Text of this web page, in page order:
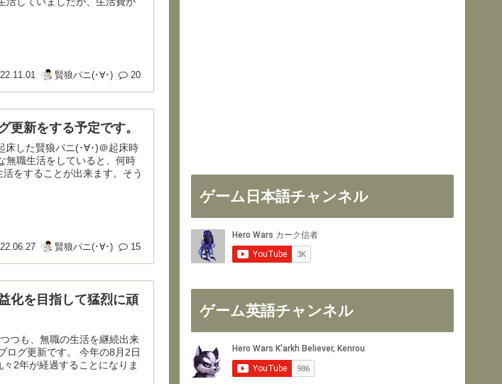
賢狼パニ(･∀･) 20
更新をする予定です。
をすることが出来ます。そう
賢狼パニ(･∀･) 15
化を目指して猛烈に頑
です。 今年の8月2日
2年が経過することになりま
ゲーム日本語チャンネル
ゲーム英語チャンネル